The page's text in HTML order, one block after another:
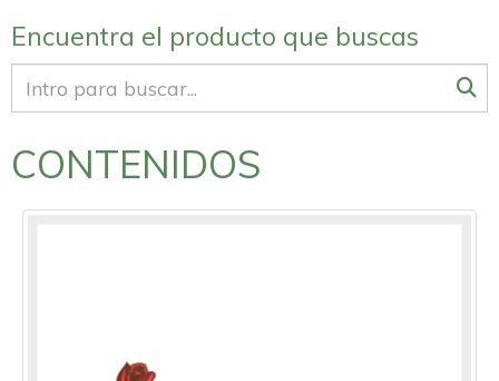
Encuentra el producto que buscas
CONTENIDOS